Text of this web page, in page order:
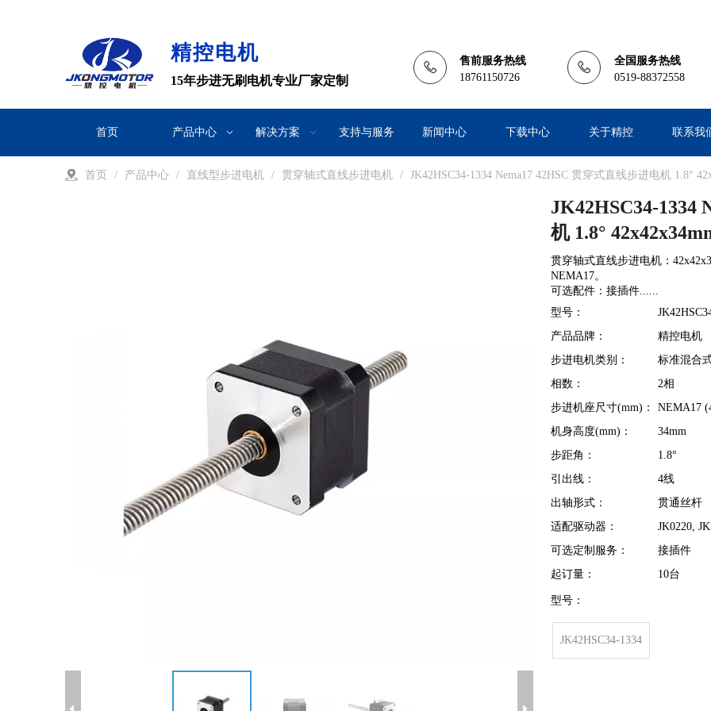
精控电机
15年步进无刷电机专业厂家定制
售前服务热线
18761150726
全国服务热线
0519-88372558
首页 产品中心 解决方案 支持与服务 新闻中心 下载中心 关于精控 联系我
首页 / 产品中心 / 直线型步进电机 / 贯穿轴式直线步进电机 / JK42HSC34-1334 Nema17 42HSC 贯穿式直线步进电机 1.8°
JK42HSC34-1334
机 1.8°
贯穿轴式直线步进电机：
NEMA17。
可选配件：接插件......
型号：
产品品牌：
精控电机
步进电机类别：
标准混合
相数：
2相
步进机座尺寸(mm)：
NEMA17
机身高度(mm)：
34mm
步距角：
1.8°
引出线：
4线
出轴形式：
贯通丝杆
适配驱动器：
JK0220,
可选定制服务：
接插件
起订量：
10台
型号：
JK42HSC34-1334